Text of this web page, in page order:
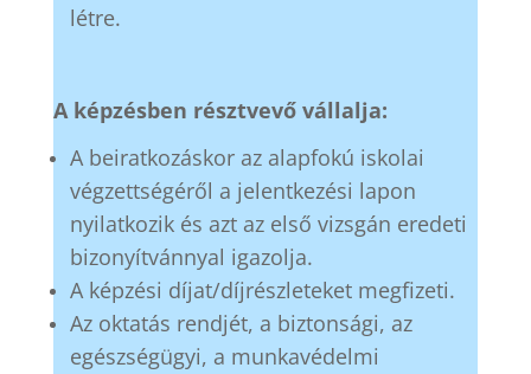
létre.
A képzésben résztvevő vállalja:
A beiratkozáskor az alapfokú iskolai
végzettségéről a jelentkezési lapon
nyilatkozik és azt az első vizsgán eredeti
bizonyítvánnyal igazolja.
A képzési díjat/díjrészleteket megfizeti.
Az oktatás rendjét, a biztonsági, az
egészségügyi, a munkavédelmi